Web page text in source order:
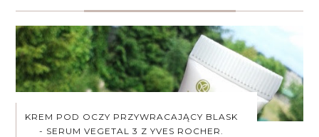
KREM POD OCZY PRZYWRACAJĄCY BLASK
- SERUM VEGETAL 3 Z YVES ROCHER.